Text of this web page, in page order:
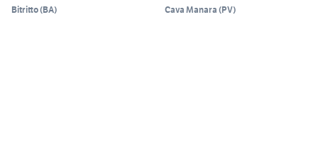
Bitritto(BA) Cava Manara (PV)